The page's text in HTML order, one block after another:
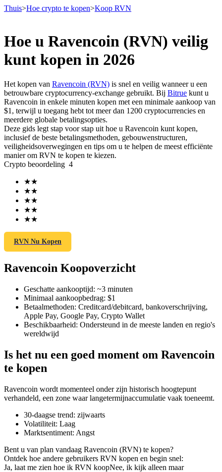
Termijncontracten
USDT-futures
Futures met USDT als onderpand
COIN-M-futures
TradFi
Derivaten voor aandelen, forex, edelmetalen en grondstoffen
USDC-futures
Futures met USDC als onderpand
Thuis>Hoe crypto te kopen>Koop RVN
Hoe u Ravencoin (RVN) veilig
kunt kopen in 2026
Het kopen van Ravencoin (RVN) is snel en veilig wanneer u een
betrouwbare cryptocurrency-exchange gebruikt. Bij Bitrue kunt u
Ravencoin in enkele minuten kopen met een minimale aankoop van
$1, terwijl u toegang hebt tot meer dan 1200 cryptocurrencies en
meerdere globale betalingsopties.
Deze gids legt stap voor stap uit hoe u Ravencoin kunt kopen,
inclusief de beste betalingsmethoden, gebouwenstructuren,
veiligheidsoverwegingen en tips om u te helpen de meest efficiënte
manier om RVN te kopen te kiezen.
Crypto beoordeling 4
★★
★★
★★
★★
★★
RVN Nu Kopen
Ravencoin Koopoverzicht
Geschatte aankooptijd: ~3 minuten
Minimaal aankoopbedrag: $1
Betaalmethoden: Creditcard/debitcard, bankoverschrijving,
Apple Pay, Google Pay, Crypto Wallet
Beschikbaarheid: Ondersteund in de meeste landen en regio's
wereldwijd
Is het nu een goed moment om Ravencoin
te kopen
Ravencoin wordt momenteel onder zijn historisch hoogtepunt
verhandeld, een zone waar langetermijnaccumulatie vaak toeneemt.
30-daagse trend: zijwaarts
Volatiliteit: Laag
Marktsentiment: Angst
Bent u van plan vandaag Ravencoin (RVN) te kopen?
Ontdek hoe andere gebruikers RVN kopen en begin snel:
Ja, laat me zien hoe ik RVN koopNee, ik kijk alleen maar